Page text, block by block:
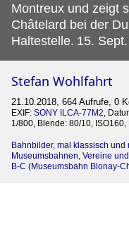
Montreux und zeigt
Châtelard bei der
Haltestelle. 15.
Stefan Wohlfahrt
21.10.2018, 664 Aufrufe, 0
EXIF: SONY ILCA-77M2,
1/800, Blende: 80/10,
Bahnbilder, mal klassisch
Museumsbahnen, Vereine
B-C (Museumsbahn Blonay-